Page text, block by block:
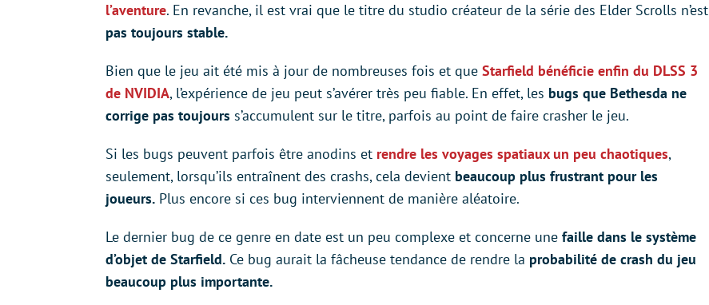
l’aventure. En revanche, il est vrai que le titre du studio créateur de la série des Elder Scrolls n’est
pas toujours stable.
Bien que le jeu ait été mis à jour de nombreuses fois et que Starfield bénéficie enfin du DLSS 3
de NVIDIA, l’expérience de jeu peut s’avérer très peu fiable. En effet, les bugs que Bethesda ne
corrige pas toujours s’accumulent sur le titre, parfois au point de faire crasher le jeu.
Si les bugs peuvent parfois être anodins et rendre les voyages spatiaux un peu chaotiques,
seulement, lorsqu’ils entraînent des crashs, cela devient beaucoup plus frustrant pour les
joueurs. Plus encore si ces bug interviennent de manière aléatoire.
Le dernier bug de ce genre en date est un peu complexe et concerne une faille dans le système
d’objet de Starfield. Ce bug aurait la fâcheuse tendance de rendre la probabilité de crash du jeu
beaucoup plus importante.